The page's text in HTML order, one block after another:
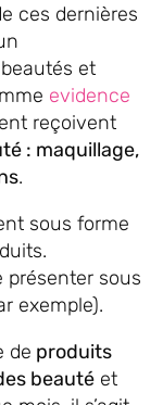
ces dernières
et
evidence
reçoivent
: maquillage,
.
sous forme
présenter sous
exemple).
de produits
beauté et